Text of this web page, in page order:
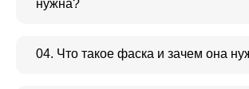
нужна?
04. Что такое фаска и зачем она